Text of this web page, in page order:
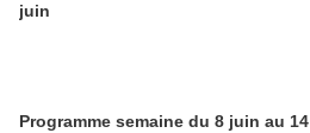
juin
Programme semaine du 8 juin au 14